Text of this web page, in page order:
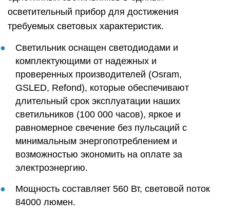
осветительный прибор для достижения
требуемых световых характеристик.
Светильник оснащен светодиодами и
комплектующими от надежных и
проверенных производителей (Osram,
GSLED, Refond), которые обеспечивают
длительный срок эксплуатации наших
светильников (100 000 часов), яркое и
равномерное свечение без пульсаций с
минимальным энергопотреблением и
возможностью экономить на оплате за
электроэнергию.
Мощность составляет 560 Вт, световой поток
84000 люмен.